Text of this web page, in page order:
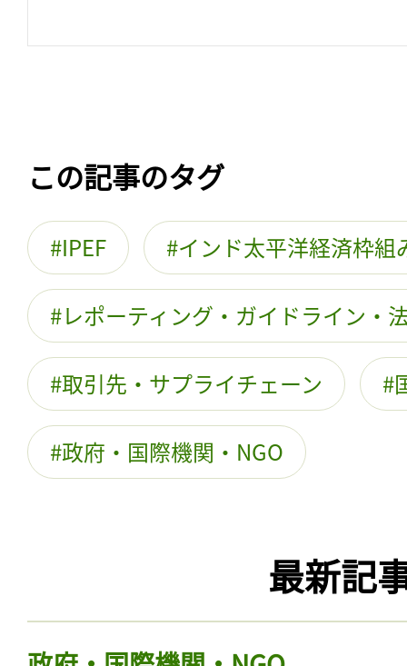
この記事のタグ
IPEF インド太平洋経済枠組
レポーティング・ガイドライン・
取引先・サプライチェーン
政府・国際機関・NGO
最新記